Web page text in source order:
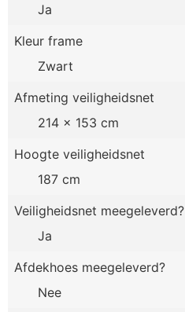
Ja
Kleur frame
Zwart
Afmeting veiligheidsnet
214 x 153 cm
Hoogte veiligheidsnet
187 cm
Veiligheidsnet meegeleverd?
Ja
Afdekhoes meegeleverd?
Nee